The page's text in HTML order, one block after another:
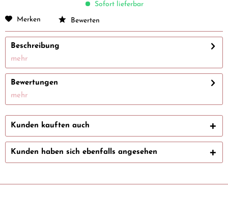
Sofort lieferbar
Merken
Bewerten
Beschreibung
mehr
Bewertungen
mehr
Kunden kauften auch
Kunden haben sich ebenfalls angesehen